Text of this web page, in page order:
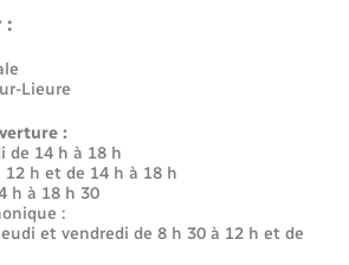
:
Lieure
:
de 14 h à 18 h
h et de 14 h à 18 h
h à 18 h 30
:
et vendredi de 8 h 30 à 12 h et de